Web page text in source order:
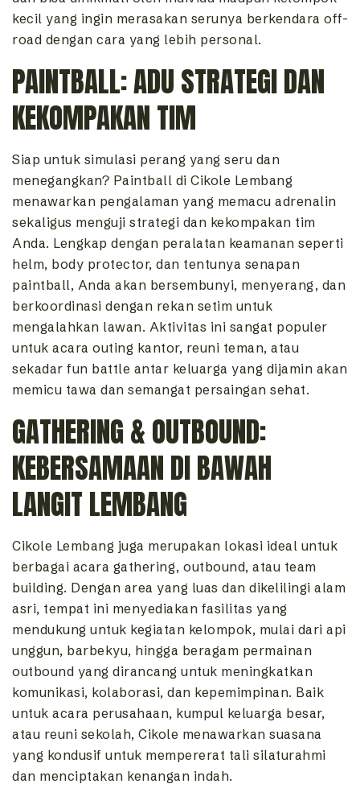
kecil yang ingin merasakan serunya berkendara off-
road dengan cara yang lebih personal.
PAINTBALL: ADU STRATEGI DAN
KEKOMPAKAN TIM
Siap untuk simulasi perang yang seru dan
menegangkan? Paintball di Cikole Lembang
menawarkan pengalaman yang memacu adrenalin
sekaligus menguji strategi dan kekompakan tim
Anda. Lengkap dengan peralatan keamanan seperti
helm, body protector, dan tentunya senapan
paintball, Anda akan bersembunyi, menyerang, dan
berkoordinasi dengan rekan setim untuk
mengalahkan lawan. Aktivitas ini sangat populer
untuk acara outing kantor, reuni teman, atau
sekadar fun battle antar keluarga yang dijamin akan
memicu tawa dan semangat persaingan sehat.
GATHERING & OUTBOUND:
KEBERSAMAAN DI BAWAH
LANGIT LEMBANG
Cikole Lembang juga merupakan lokasi ideal untuk
berbagai acara gathering, outbound, atau team
building. Dengan area yang luas dan dikelilingi alam
asri, tempat ini menyediakan fasilitas yang
mendukung untuk kegiatan kelompok, mulai dari api
unggun, barbekyu, hingga beragam permainan
outbound yang dirancang untuk meningkatkan
komunikasi, kolaborasi, dan kepemimpinan. Baik
untuk acara perusahaan, kumpul keluarga besar,
atau reuni sekolah, Cikole menawarkan suasana
yang kondusif untuk mempererat tali silaturahmi
dan menciptakan kenangan indah.